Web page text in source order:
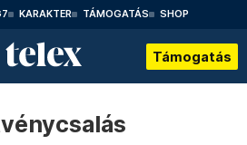
KARAKTER TÁMOGATÁS SHOP
Támogatás